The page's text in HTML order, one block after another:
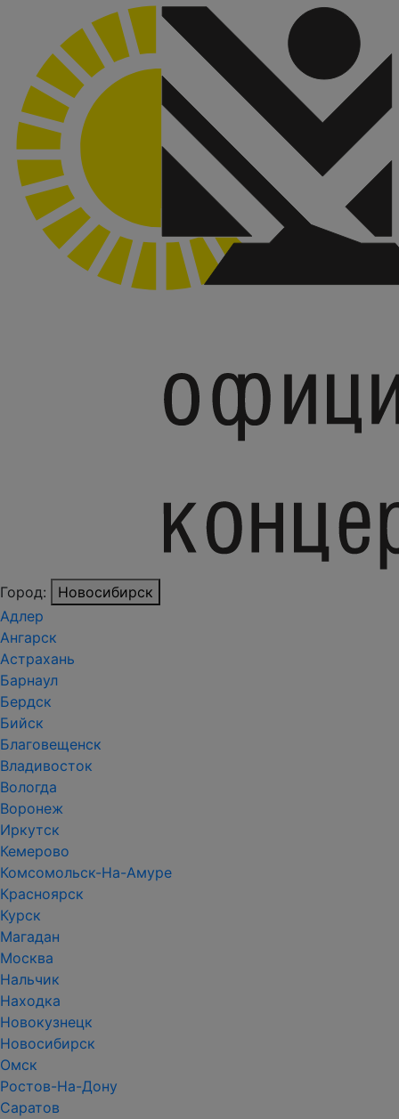
Город:
Новосибирск
Адлер
Ангарск
Астрахань
Барнаул
Бердск
Бийск
Благовещенск
Владивосток
Вологда
Воронеж
Иркутск
Кемерово
Комсомольск-На-Амуре
Красноярск
Курск
Магадан
Москва
Нальчик
Находка
Новокузнецк
Новосибирск
Омск
Ростов-На-Дону
Саратов